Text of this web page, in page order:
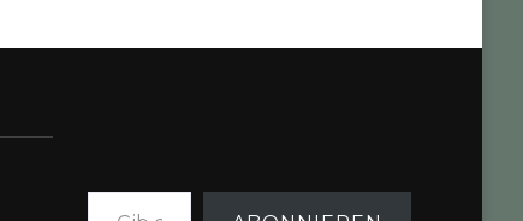
Gib deine E-Mail-Adresse ein ...